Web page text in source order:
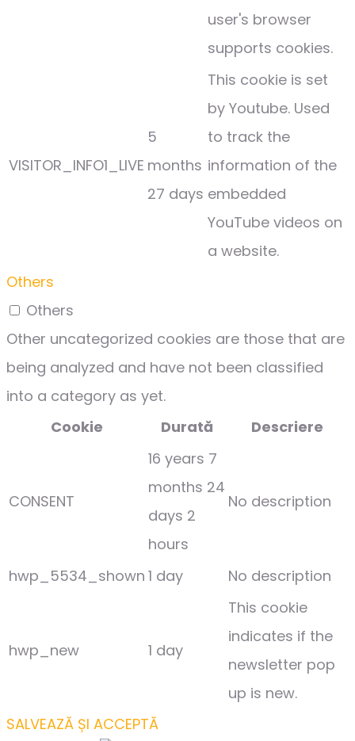
user's browser
supports cookies.
VISITOR_INFO1_LIVE
5
months
27 days
This cookie is set
by Youtube. Used
to track the
information of the
embedded
YouTube videos on
a website.
Others
Others
Other uncategorized cookies are those that are
being analyzed and have not been classified
into a category as yet.
Cookie
Durată Descriere
CONSENT
16 years 7
months 24
days 2
hours
No description
hwp_5534_shown 1 day No description
hwp_new 1 day
This cookie
indicates if the
newsletter pop
up is new.
SALVEAZĂ ȘI ACCEPTĂ